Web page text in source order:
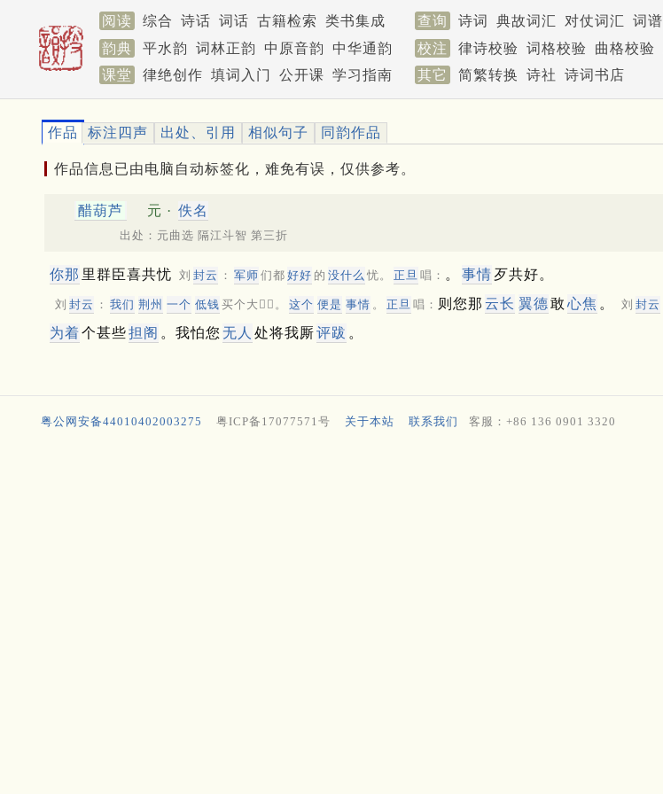
阅读 综合 诗话 词话 古籍检索 类书集成 查询 诗词 典故词汇 对仗词汇 词谱
韵典
平水韵 词林正韵 中原音韵 中华通韵 校注 律诗校验 词格校验 曲格校验
课堂
律绝创作 填词入门 公开课 学习指南 其它 简繁转换 诗社 诗词书店
作品 标注四声 出处、引用 相似句子 同韵作品
作品信息已由电脑自动标签化，难免有误，仅供参考。
醋葫芦 元 · 佚名
出处：元曲选 隔江斗智 第三折
你那 里群臣喜共忧 刘 封云 ： 军师 们都 好好 的 没什么 忧。 正旦 唱： 。 事情 歹共好。
刘 封云 ： 我们 荆州 一个 低钱 买个大𩞁𩞁。 这个 便是 事情 。 正旦 唱： 则您那 云长 翼德敢 心焦 。 刘 封云
为着个甚些担阁 。我怕您 无人 处将我厮评跋 。
粤公网安备44010402003275 粤ICP备17077571号 关于本站 联系我们 客服：+86 136 0901 3320